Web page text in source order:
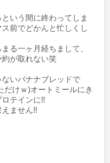
いう間に終わってしま
前でどかんと忙しくし
る一ヶ月経ちまして、
が取れない笑
いバナナブレッドで
だけｗ)オートミールにき
テインに!!
ません!!